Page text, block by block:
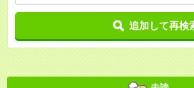
追加して再検